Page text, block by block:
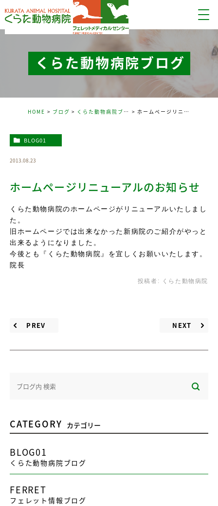
くらた動物病院ブログ
HOME ブログ くらた動物病院ブログ ホームページリニューアルのお知らせ
BLOG01
2013.08.23
ホームページリニューアルのお知らせ
くらた動物病院のホームページがリニューアルいたしまし
た。
旧ホームページでは出来なかった新病院のご紹介がやっと
出来るようになりました。
今後とも『くらた動物病院』を宜しくお願いいたします。
院長
投稿者: くらた動物病院
PREV NEXT
CATEGORY カテゴリー
BLOG01
くらた動物病院ブログ
FERRET
フェレット情報ブログ